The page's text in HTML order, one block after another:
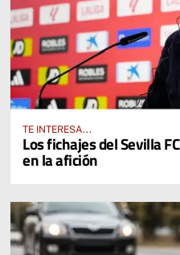
TE INTERESA...
Los fichajes del Sevilla
en la afición